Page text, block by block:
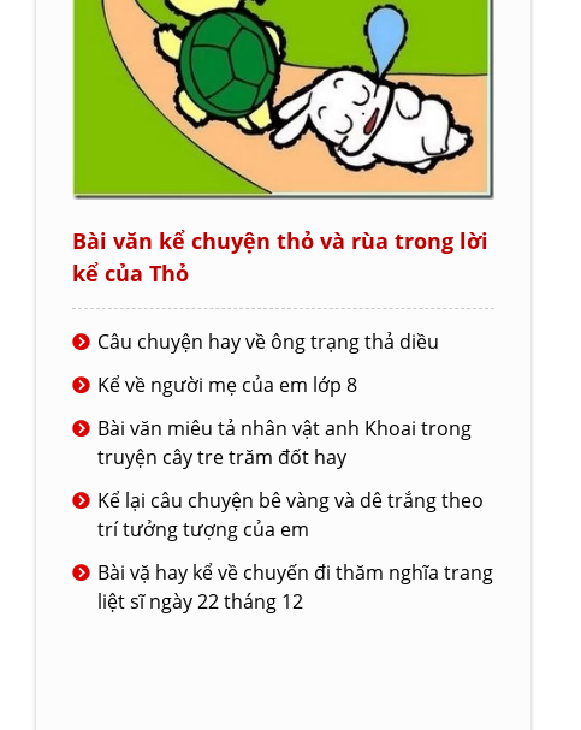
Bài văn kể chuyện thỏ và rùa trong lời
kể của Thỏ
Câu chuyện hay về ông trạng thả diều
Kể về người mẹ của em lớp 8
Bài văn miêu tả nhân vật anh Khoai trong
truyện cây tre trăm đốt hay
Kể lại câu chuyện bê vàng và dê trắng theo
trí tưởng tượng của em
Bài vặ hay kể về chuyến đi thăm nghĩa trang
liệt sĩ ngày 22 tháng 12